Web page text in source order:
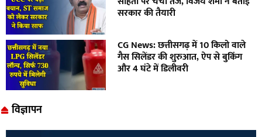
सरकार की तैयारी
CG News: छत्तीसगढ़ में 10 किलो वाले
गैस सिलेंडर की शुरुआत, ऐप से बुकिंग
और 4 घंटे में डिलीवरी
विज्ञापन